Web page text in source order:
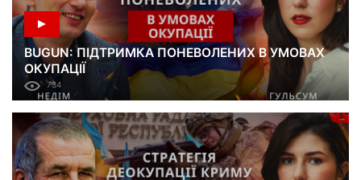
BUGUN: ПІДТРИМКА ПОНЕВОЛЕНИХ В УМОВАХ
ОКУПАЦІЇ
734